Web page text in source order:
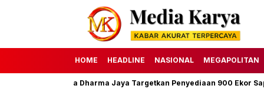
HOME HEADLINE NASIONAL MEGAPOLITAN
H, Perumda Dharma Jaya Targetkan Penyediaan 900 Ekor Sapi